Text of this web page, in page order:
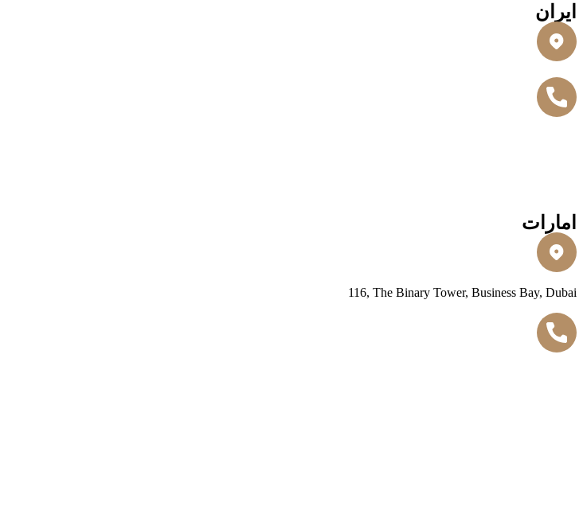
ایران
امارات
116, The Binary Tower, Business Bay, Dubai